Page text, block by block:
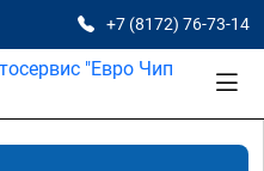
+7 (8172) 76-73-14